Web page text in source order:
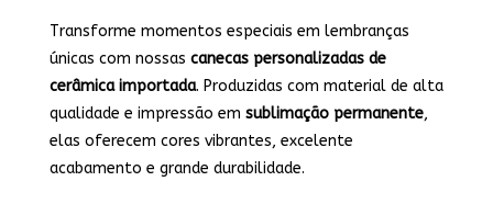
Transforme momentos especiais em lembranças
únicas com nossas canecas personalizadas de
cerâmica importada. Produzidas com material de alta
qualidade e impressão em sublimação permanente,
elas oferecem cores vibrantes, excelente
acabamento e grande durabilidade.